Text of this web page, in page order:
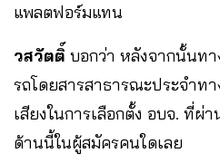
แพลตฟอร์มแทน
วสวัตติ์ บอกว่า หลังจากนั้นท
รถโดยสารสาธารณะประจำท
เสียงในการเลือกตั้ง อบจ. ที่ผ่
ด้านนี้ในผู้สมัครคนใดเลย